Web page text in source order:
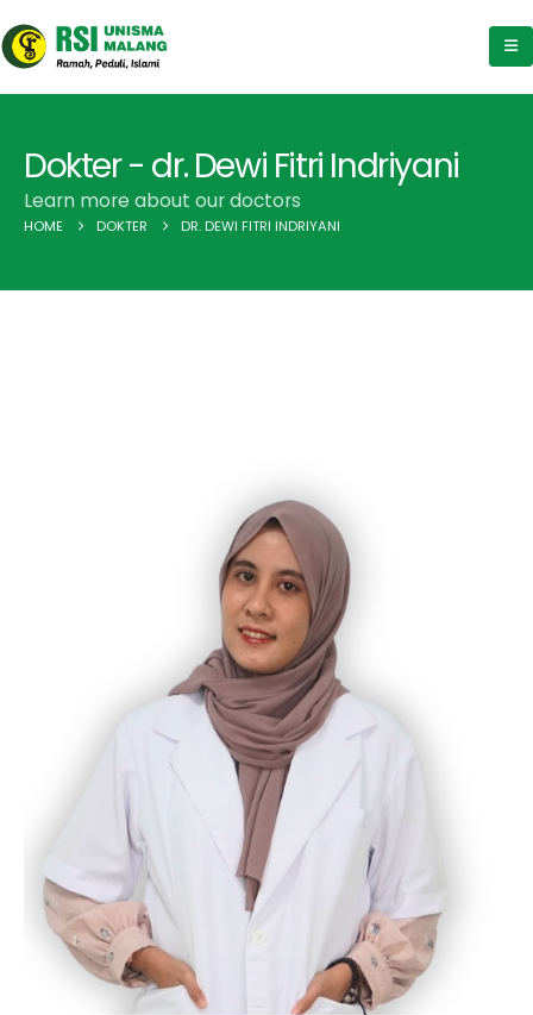
Dokter - dr. Dewi Fitri Indriyani
Learn more about our doctors
HOME DOKTER DR. DEWI FITRI INDRIYANI